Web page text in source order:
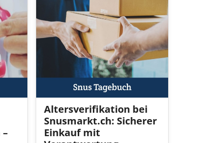
Altersverifikation bei
Snusmarkt.ch: Sicherer
Einkauf mit